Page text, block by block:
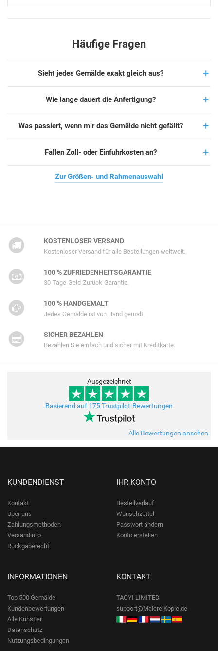
Häufige Fragen
Sieht jedes Gemälde exakt gleich aus?
Wie lange dauert die Anfertigung?
Was passiert, wenn mir das Gemälde nicht gefällt?
Fallen Zoll- oder Einfuhrkosten an?
Zur Größen- und Rahmenauswahl
KOSTENLOSER VERSAND
Kostenloser Versand für alle Bestellungen weltweit.
100 % ZUFRIEDENHEITSGARANTIE
30-Tage-Geld-Zurück-Garantie.
100 % HANDGEMALT
Jedes Gemälde ist von Hand gemalt.
SICHER BEZAHLEN
Bezahlen Sie einfach und sicher mit Kreditkarte.
Ausgezeichnet
Basierend auf 175 Trustpilot-Bewertungen
Alle Bewertungen ansehen
KUNDENDIENST
Kontakt
Über uns
Zahlungsmethoden
Versandinfo
Rückgaberecht
IHR KONTO
Bestellverlauf
Wunschzettel
Passwort ändern
Konto erstellen
INFORMATIONEN
Top 500 Gemälde
Kundenbewertungen
Alle Künstler
Datenschutz
Nutzungsbedingungen
KONTAKT
TAOYI LIMITED
support@MalereiKopie.de